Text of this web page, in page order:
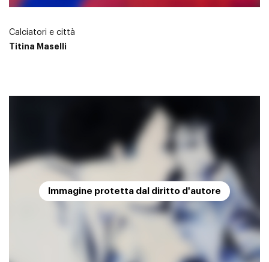
Calciatori e città
Titina Maselli
Immagine protetta dal diritto d'autore